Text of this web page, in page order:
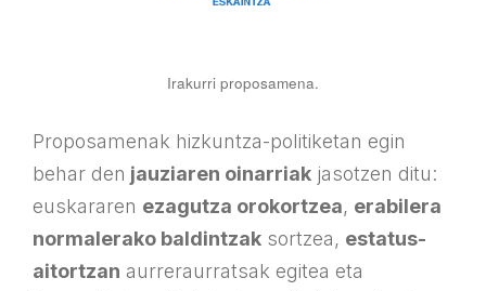
Irakurri proposamena.
Proposamenak hizkuntza-politiketan egin
behar den jauziaren oinarriak jasotzen ditu:
euskararen ezagutza orokortzea, erabilera
normalerako baldintzak sortzea, estatus-
aitortzan aurreraurratsak egitea eta